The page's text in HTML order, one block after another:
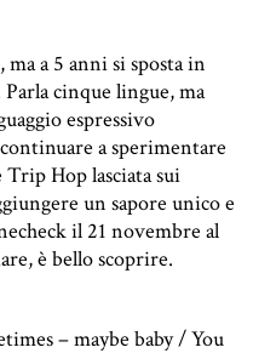
ma a 5 anni si sposta in
Parla cinque lingue, ma
espressivo
a sperimentare
Hop lasciata sui
un sapore unico e
il 21 novembre al
è bello scoprire.
– maybe baby /You